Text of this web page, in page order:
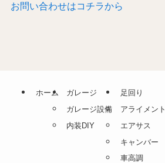
お問い合わせはコチラから
ホーム
ガレージ
ガレージ設備
内装DIY
足回り
アライメント
エアサス
キャンバー
車高調